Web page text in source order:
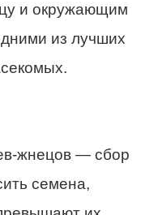
и окружающим
из лучших
жнецов — сбор
семена,